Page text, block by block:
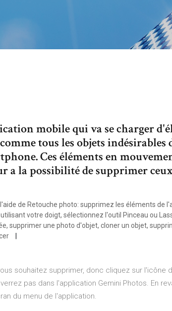
mobile qui va se charger
tous les objets indésirables
Ces éléments en
a la possibilité de supprimer
de Retouche photo: supprimez les éléments de
votre doigt, sélectionnez l'outil Pinceau ou
supprimer une photo d'objet, cloner un objet,
souhaitez supprimer, donc cliquez sur l'icône
pas dans l'application Gemini Photos. En
du menu de l'application.